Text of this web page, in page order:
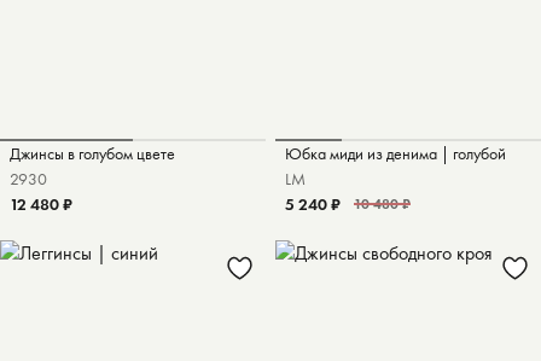
Джинсы в голубом цвете
2930
12 480 ₽
Юбка миди из денима | голубой
LM
5 240 ₽
10 480 ₽